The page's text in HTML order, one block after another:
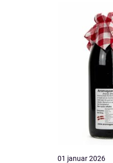
01 januar 2026